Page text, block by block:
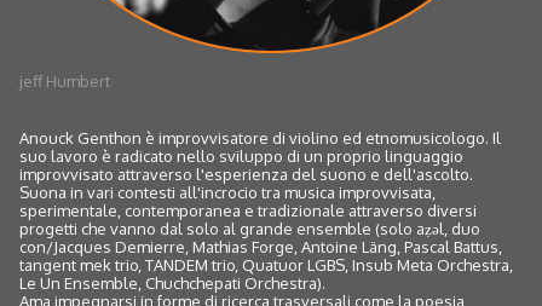
jeff Humbert
Anouck Genthon è improvvisatore di violino ed etnomusicologo. Il
suo lavoro è radicato nello sviluppo di un proprio linguaggio
improvvisato attraverso l'esperienza del suono e dell'ascolto.
Suona in vari contesti all'incrocio tra musica improvvisata,
sperimentale, contemporanea e tradizionale attraverso diversi
progetti che vanno dal solo al grande ensemble (solo aẓǝl, duo
con/Jacques Demierre, Mathias Forge, Antoine Läng, Pascal Battus,
tangent mek trio, TANDEM trio, Quatuor LGBS, Insub Meta Orchestra,
Le Un Ensemble, Chuchchepati Orchestra).
Ama impegnarsi in forme di ricerca trasversali come la poesia